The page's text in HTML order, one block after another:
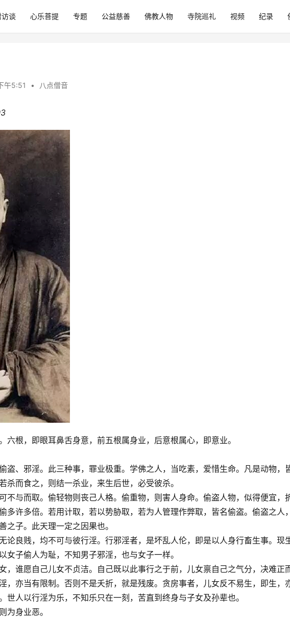
谈 心乐菩提 专题 公益慈善 佛教人物 寺院巡礼 视频 纪录
午5:51 • 八点僧音
六根，即眼耳鼻舌身意，前五根属身业，后意根属心，即意业。
、邪淫。此三种事，罪业极重。学佛之人，当吃素，爱惜生命。凡是动物，
杀而食之，则结一杀业，来生后世，必受彼杀。
与而取。偷轻物则丧己人格。偷重物，则害人身命。偷盗人物，似得便宜，
多许多倍。若用计取，若以势胁取，若为人管理作弊取，皆名偷盗。偷盗之人
之子。此天理一定之因果也。
良贱，均不可与彼行淫。行邪淫者，是坏乱人伦，即是以人身行畜生事。现
女子偷人为耻，不知男子邪淫，也与女子一样。
谁愿自己儿女不贞洁。自己既以此事行之于前，儿女禀自己之气分，决难正
，亦当有限制。否则不是夭折，就是残废。贪房事者，儿女反不易生，即生，
世人以行淫为乐，不知乐只在一刻，苦直到终身与子女及孙辈也。
身业恶。